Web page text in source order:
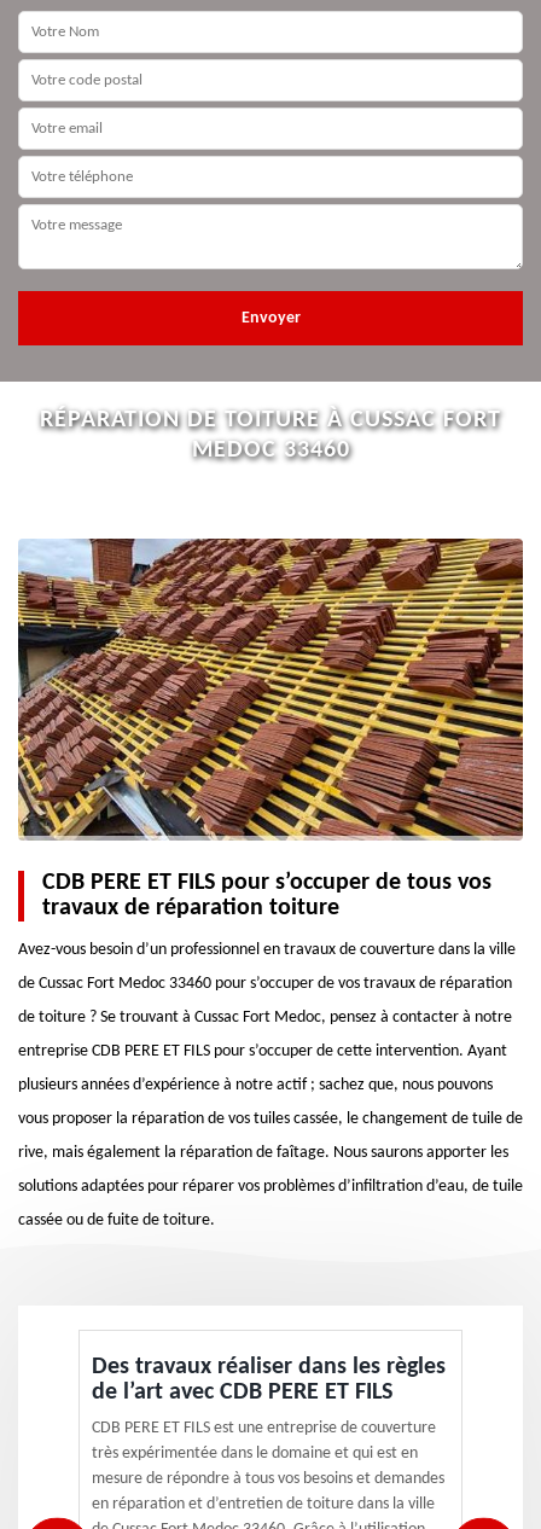
RÉPARATION DE TOITURE À CUSSAC FORT
MEDOC 33460
CDB PERE ET FILS pour s’occuper de tous vos
travaux de réparation toiture
Avez-vous besoin d’un professionnel en travaux de couverture dans la ville
de Cussac Fort Medoc 33460 pour s’occuper de vos travaux de réparation
de toiture ? Se trouvant à Cussac Fort Medoc, pensez à contacter à notre
entreprise CDB PERE ET FILS pour s’occuper de cette intervention. Ayant
plusieurs années d’expérience à notre actif ; sachez que, nous pouvons
vous proposer la réparation de vos tuiles cassée, le changement de tuile de
rive, mais également la réparation de faîtage. Nous saurons apporter les
solutions adaptées pour réparer vos problèmes d’infiltration d’eau, de tuile
cassée ou de fuite de toiture.
Des travaux réaliser dans les règles
de l’art avec CDB PERE ET FILS
CDB PERE ET FILS est une entreprise de couverture
très expérimentée dans le domaine et qui est en
mesure de répondre à tous vos besoins et demandes
en réparation et d’entretien de toiture dans la ville